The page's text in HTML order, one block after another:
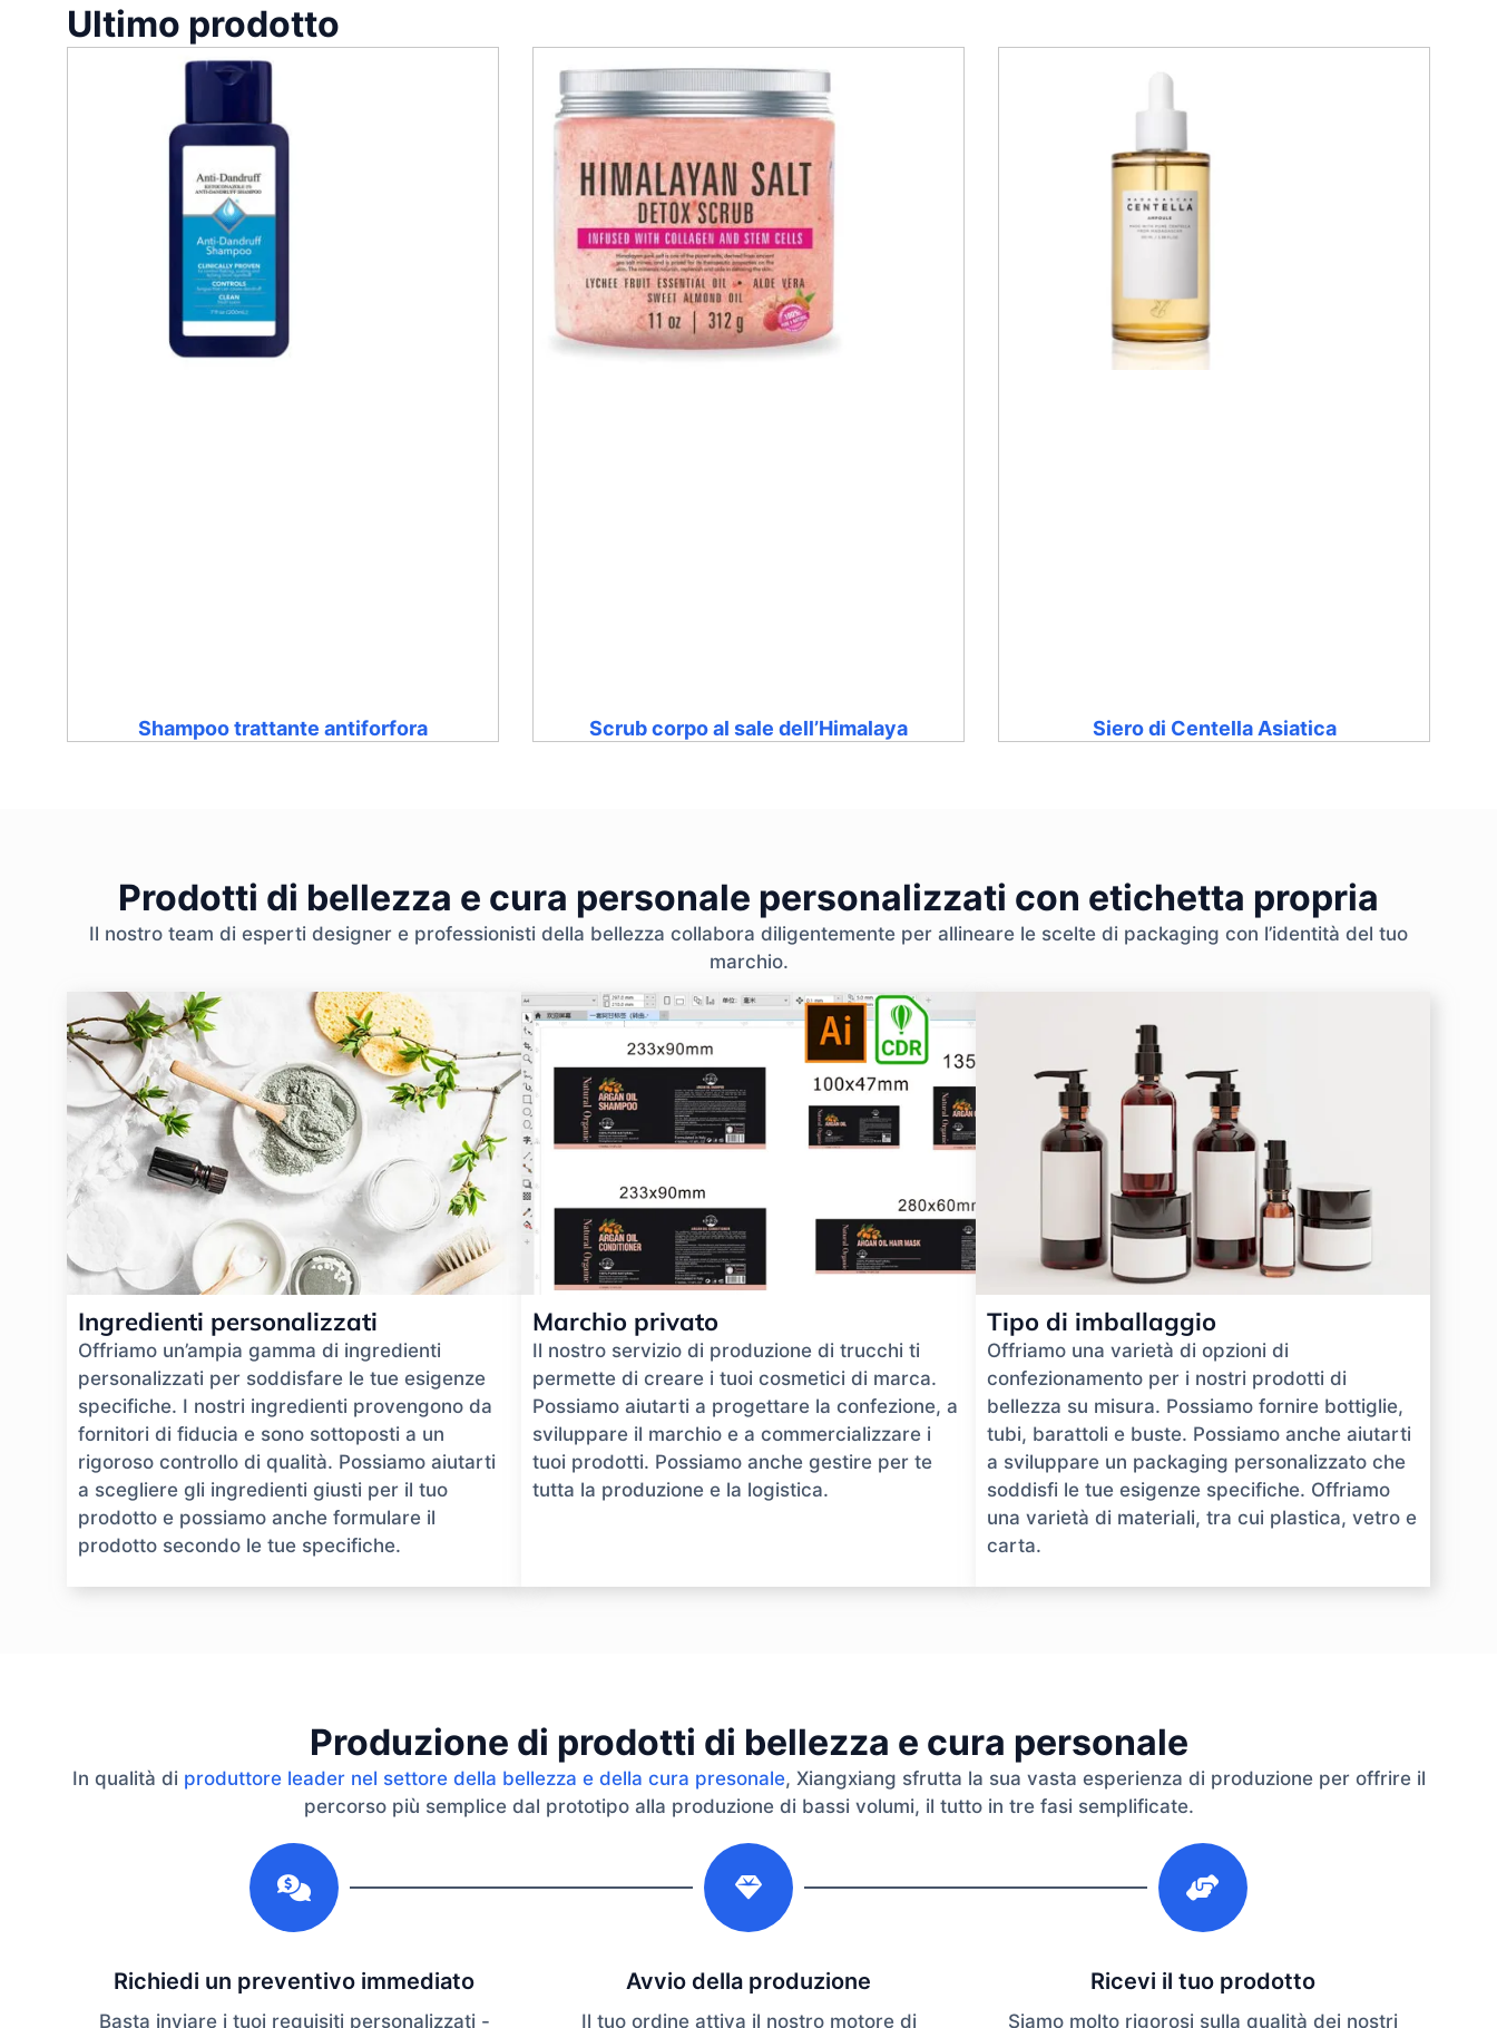
Ultimo prodotto
Shampoo trattante antiforfora Scrub corpo al sale dell’Himalaya Siero di Centella Asiatica
Prodotti di bellezza e cura personale personalizzati con etichetta propria
Il nostro team di esperti designer e professionisti della bellezza collabora diligentemente per allineare le scelte di packaging con l’identità del tuo
marchio.
Ingredienti personalizzati
Offriamo un’ampia gamma di ingredienti
personalizzati per soddisfare le tue esigenze
specifiche. I nostri ingredienti provengono da
fornitori di fiducia e sono sottoposti a un
rigoroso controllo di qualità. Possiamo aiutarti
a scegliere gli ingredienti giusti per il tuo
prodotto e possiamo anche formulare il
prodotto secondo le tue specifiche.
Marchio privato
Il nostro servizio di produzione di trucchi ti
permette di creare i tuoi cosmetici di marca.
Possiamo aiutarti a progettare la confezione, a
sviluppare il marchio e a commercializzare i
tuoi prodotti. Possiamo anche gestire per te
tutta la produzione e la logistica.
Tipo di imballaggio
Offriamo una varietà di opzioni di
confezionamento per i nostri prodotti di
bellezza su misura. Possiamo fornire bottiglie,
tubi, barattoli e buste. Possiamo anche aiutarti
a sviluppare un packaging personalizzato che
soddisfi le tue esigenze specifiche. Offriamo
una varietà di materiali, tra cui plastica, vetro e
carta.
Produzione di prodotti di bellezza e cura personale
In qualità di produttore leader nel settore della bellezza e della cura presonale, Xiangxiang sfrutta la sua vasta esperienza di produzione per offrire il
percorso più semplice dal prototipo alla produzione di bassi volumi, il tutto in tre fasi semplificate.
Richiedi un preventivo immediato
Basta inviare i tuoi requisiti personalizzati -
Avvio della produzione
Il tuo ordine attiva il nostro motore di
Ricevi il tuo prodotto
Siamo molto rigorosi sulla qualità dei nostri